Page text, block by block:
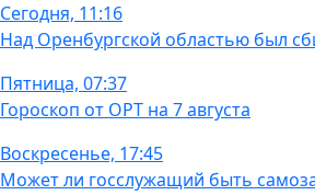
Сегодня, 11:16
Над Оренбургской областью был
Пятница, 07:37
Гороскоп от ОРТ на 7 августа
Воскресенье, 17:45
Может ли госслужащий быть